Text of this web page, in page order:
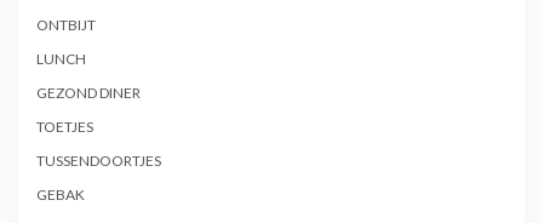
ONTBIJT
LUNCH
GEZOND DINER
TOETJES
TUSSENDOORTJES
GEBAK